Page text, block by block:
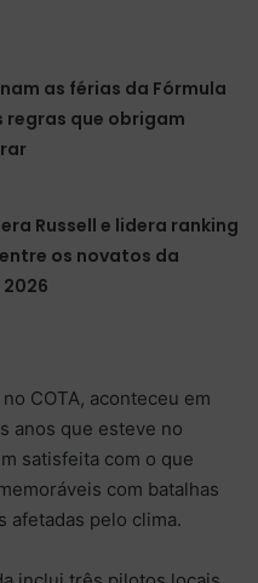
as férias da Fórmula
regras que obrigam
Russell e lidera ranking
os novatos da
2026
COTA, aconteceu em
anos que esteve no
satisfeita com o que
com batalhas
afetadas pelo clima.